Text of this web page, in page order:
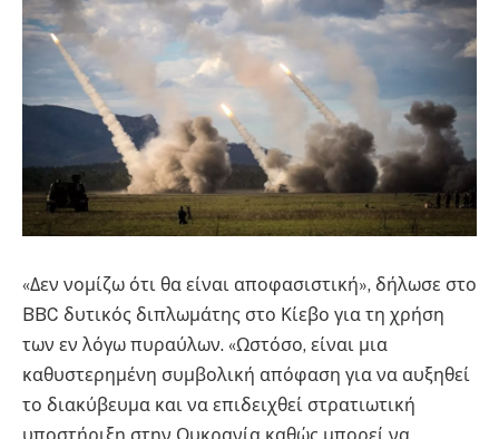
«Δεν νομίζω ότι θα είναι αποφασιστική», δήλωσε στο
BBC δυτικός διπλωμάτης στο Κίεβο για τη χρήση
των εν λόγω πυραύλων. «Ωστόσο, είναι μια
καθυστερημένη συμβολική απόφαση για να αυξηθεί
το διακύβευμα και να επιδειχθεί στρατιωτική